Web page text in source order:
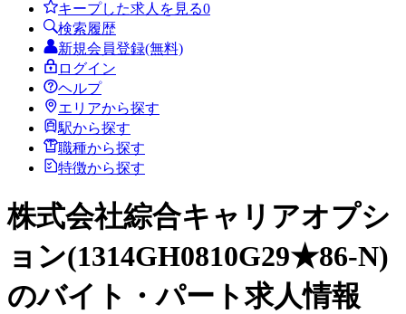
キープした求人を見る0
検索履歴
新規会員登録(無料)
ログイン
ヘルプ
エリアから探す
駅から探す
職種から探す
特徴から探す
株式会社綜合キャリアオプシ
ョン(1314GH0810G29★86-N)
のバイト・パート求人情報